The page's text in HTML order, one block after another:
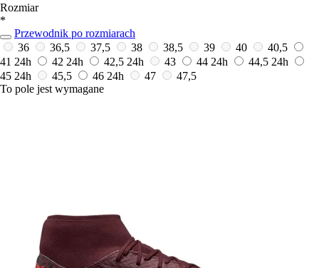
Rozmiar
*
Przewodnik po rozmiarach
36
36,5 37,5 38 38,5 39 40
40,5
41 24h 42 24h 42,5 24h 43 44 24h 44,5 24h
45 24h 45,5 46 24h 47
47,5
To pole jest wymagane